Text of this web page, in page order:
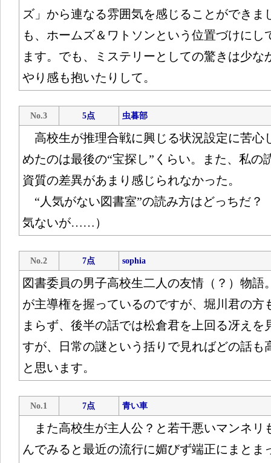
ズ」から連なる雰囲気を感じることができま
も、ホームズ＆ワトソンという位置づけにし
ます。でも、ミステリーとしての驚きは少な
やり感も抱いたりして。
No.3 5点 虫暮部
高校生が推理合戦に興じる状況設定に苦心
めたのは最後の“宝探し”くらい。また、私の
資質の差異があまり感じられなかった。
“人気がない図書室”の読み方はどっちだ？
気ないが……）
No.2 7点 sophia
図書委員の男子高校生二人の友情（？）物語
が主導権を握っているのですが、堀川君の方
まらず、後半の話では松倉君を上回る冴えを
すが、日常の謎という括りで見ればどの話も
と思います。
No.1 7点 青い車
また高校生が主人公？と若干悪いマンネリ
んでみると最近の流行に媚びず端正にまとま